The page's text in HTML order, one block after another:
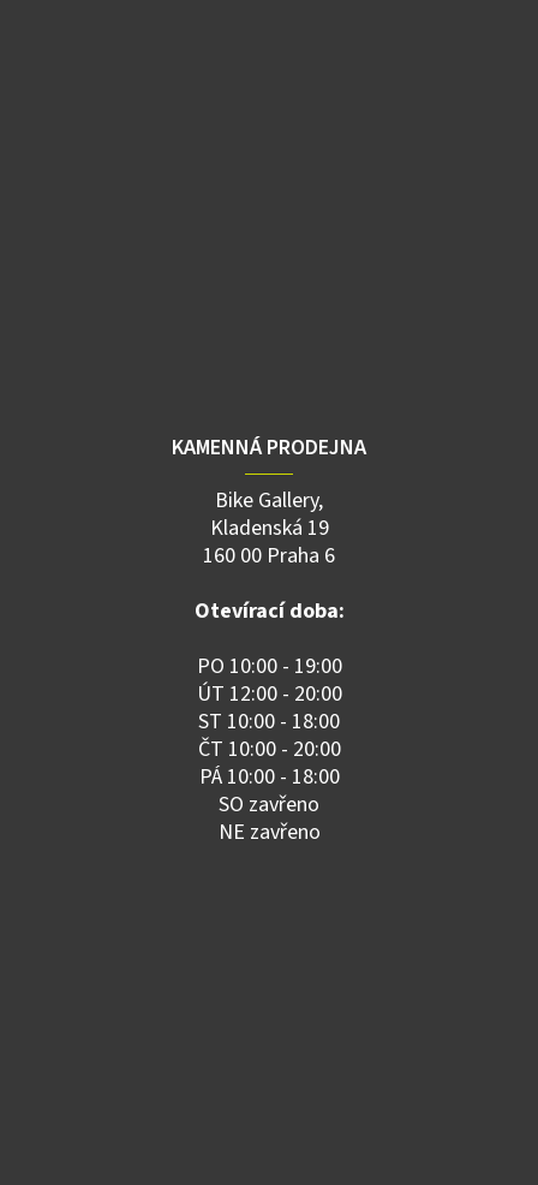
KAMENNÁ PRODEJNA
Bike Gallery,
Kladenská 19
160 00 Praha 6
Otevírací doba:
PO 10:00 - 19:00
ÚT 12:00 - 20:00
ST 10:00 - 18:00
ČT 10:00 - 20:00
PÁ 10:00 - 18:00
SO zavřeno
NE zavřeno